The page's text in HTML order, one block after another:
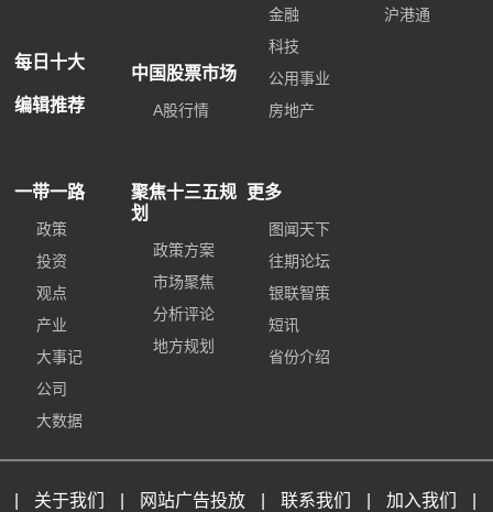
每日十大
编辑推荐
中国股票市场
A股行情
金融
科技
公用事业
房地产
沪港通
一带一路
政策
投资
观点
产业
大事记
公司
大数据
聚焦十三五规
划
政策方案
市场聚焦
分析评论
地方规划
更多
图闻天下
往期论坛
银联智策
短讯
省份介绍
关于我们 网站广告投放 联系我们 加入我们